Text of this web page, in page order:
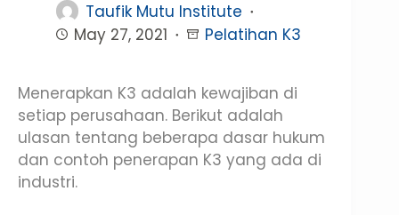
Taufik Mutu Institute
May 27, 2021
Pelatihan K3
Menerapkan K3 adalah kewajiban di
setiap perusahaan. Berikut adalah
ulasan tentang beberapa dasar hukum
dan contoh penerapan K3 yang ada di
industri.